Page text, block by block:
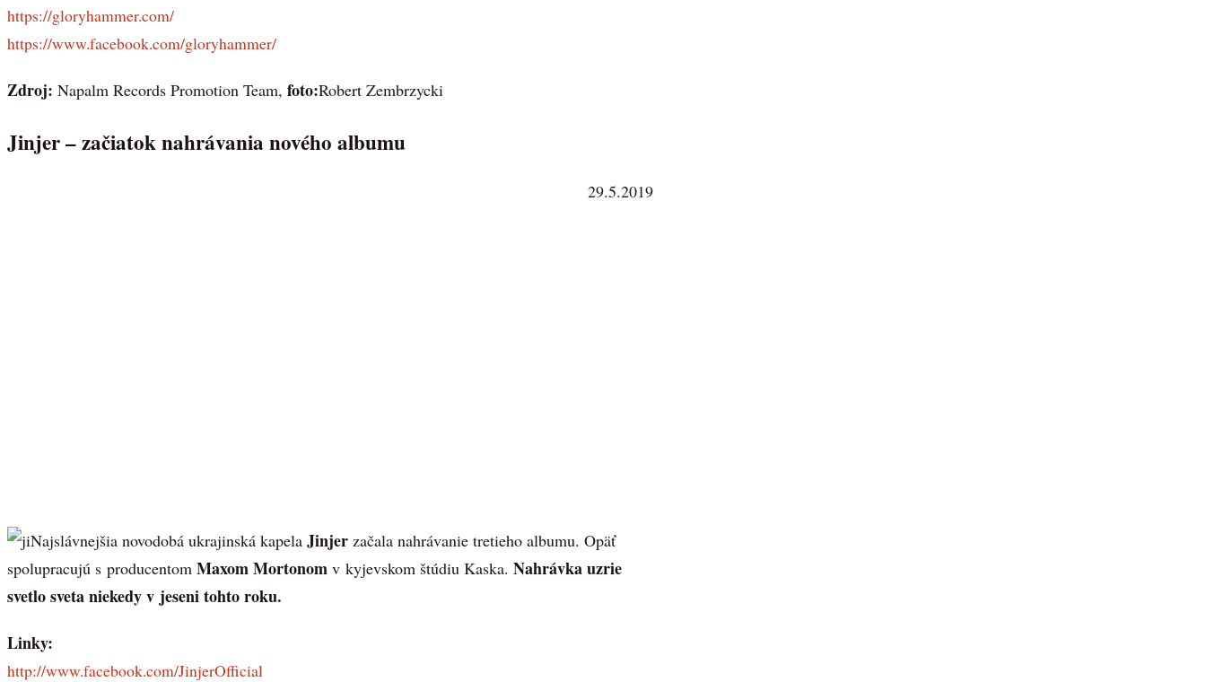
https://gloryhammer.com/
https://www.facebook.com/gloryhammer/
Zdroj: Napalm Records Promotion Team, foto:Robert Zembrzycki
Jinjer – začiatok nahrávania nového albumu
29.5.2019
Najslávnejšia novodobá ukrajinská kapela Jinjer začala nahrávanie tretieho albumu. Opäť
spolupracujú s producentom Maxom Mortonom v kyjevskom štúdiu Kaska. Nahrávka uzrie
svetlo sveta niekedy v jeseni tohto roku.
Linky:
http://www.facebook.com/JinjerOfficial